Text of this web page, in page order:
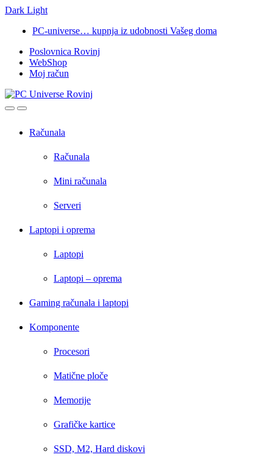
Dark Light
navigation
content
PC-universe… kupnja iz udobnosti Vašeg doma
Poslovnica Rovinj
WebShop
Moj račun
OpenClose
Računala
Računala
Mini računala
Serveri
Laptopi i oprema
Laptopi
Laptopi – oprema
Gaming računala i laptopi
Komponente
Procesori
Matične ploče
Memorije
Grafičke kartice
SSD, M2, Hard diskovi